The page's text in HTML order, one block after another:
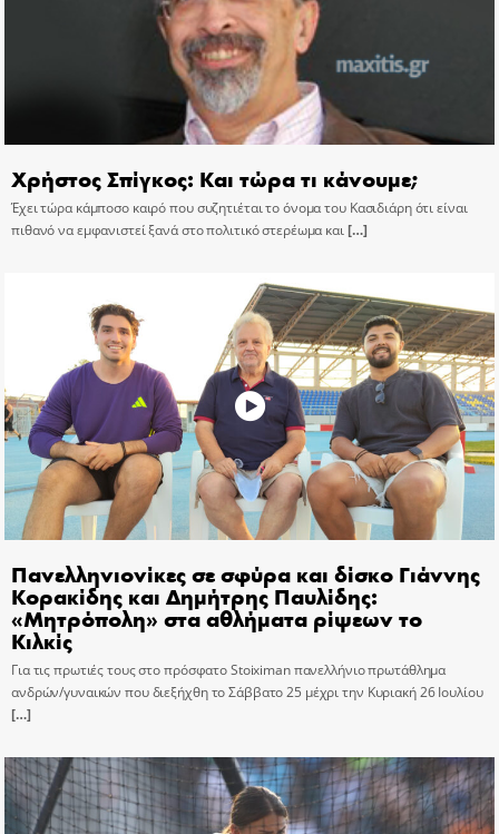
Χρήστος Σπίγκος: Και τώρα τι κάνουμε;
Έχει τώρα κάμποσο καιρό που συζητιέται το όνομα του Κασιδιάρη ότι είναι
πιθανό να εμφανιστεί ξανά στο πολιτικό στερέωμα και[…]
Πανελληνιονίκες σε σφύρα και δίσκο Γιάννης
Κορακίδης και Δημήτρης Παυλίδης:
«Μητρόπολη» στα αθλήματα ρίψεων το
Κιλκίς
Για τις πρωτιές τους στο πρόσφατο Stoiximan πανελλήνιο πρωτάθλημα
ανδρών/γυναικών που διεξήχθη το Σάββατο 25 μέχρι την Κυριακή 26 Ιουλίου
[…]